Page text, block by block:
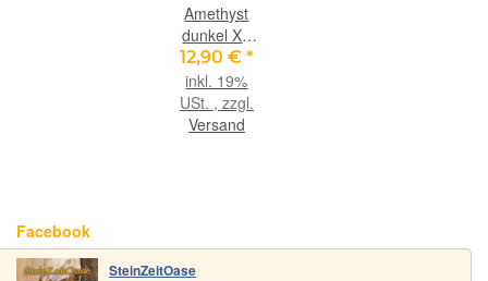
Amethyst
dunkel XL
Scheibensteine
- schöne
Qualität -
ca. 3,3 - 3,9
12,90 € *
inkl. 19%
USt. , zzgl.
Versand
Facebook
SteinZeitOase